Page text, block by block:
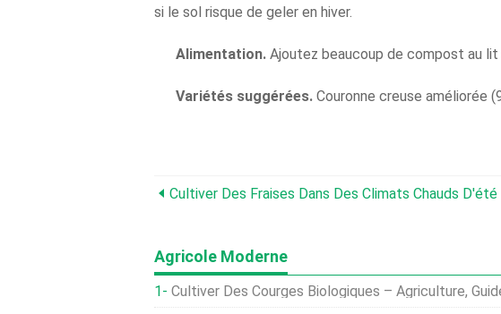
si le sol risque de geler en hiver.
Alimentation. Ajoutez beaucoup de compost au
Variétés suggérées. Couronne creuse améliorée
Cultiver Des Fraises Dans Des Climats Chauds D'été
Agricole Moderne
Cultiver Des Courges Biologiques – Agriculture, Guide